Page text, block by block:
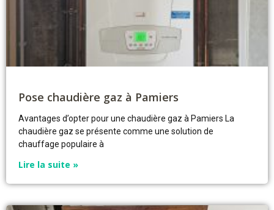
Pose chaudière gaz à Pamiers
Avantages d’opter pour une chaudière gaz à Pamiers La
chaudière gaz se présente comme une solution de
chauffage populaire à
Lire la suite »